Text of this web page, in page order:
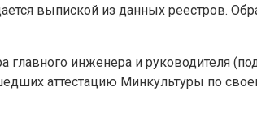
выпиской из данных реестров.
главного инженера и руководителя
аттестацию Минкультуры по